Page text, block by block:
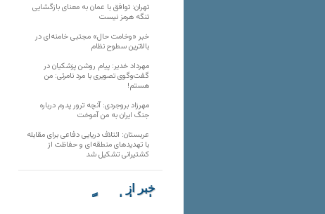
تهران: توافق با عمان به معنای بازگشایی
تنگه هرمز نیست
خبر «وخامت حال» مجتبی خامنه‌ای در
بالاترین سطوح نظام
مهرداد خدیر: پیام روشن پزشکیان در
گفت‌و‌گوی تصویری با مرد نامرئی: من
هستم!
مهرزاد بروجردی: آنچه ترور پدرم درباره
جنگ ایران به من آموخت
عربستان: ائتلاف دریایی دفاعی برای مقابله
با تهدیدهای منطقه‌ای و حفاظت از
کشتیرانی تشکیل شد
خبر از
تارنماهای دیگر